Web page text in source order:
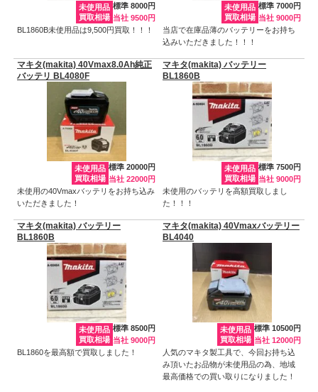
未使用品
買取相場
標準 8000円
当社 9500円
BL1860B未使用品は9,500円買取！！！
未使用品
買取相場
標準 7000円
当社 9000円
当店で在庫品薄のバッテリーをお持ち
込みいただきました！！！
マキタ(makita) 40Vmax8.0Ah純正
バッテリ BL4080F
未使用品
買取相場
標準 20000円
当社 22000円
未使用の40Vmaxバッテリをお持ち込み
いただきました！
マキタ(makita) バッテリー
BL1860B
未使用品
買取相場
標準 7500円
当社 9000円
未使用のバッテリを高額買取しまし
た！！！
マキタ(makita) バッテリー
BL1860B
未使用品
買取相場
標準 8500円
当社 9000円
BL1860を最高額で買取しました！
マキタ(makita) 40Vmaxバッテリー
BL4040
未使用品
買取相場
標準 10500円
当社 12000円
人気のマキタ製工具で、今回お持ち込
み頂いたお品物が未使用品の為、地域
最高価格での買い取りになりました！